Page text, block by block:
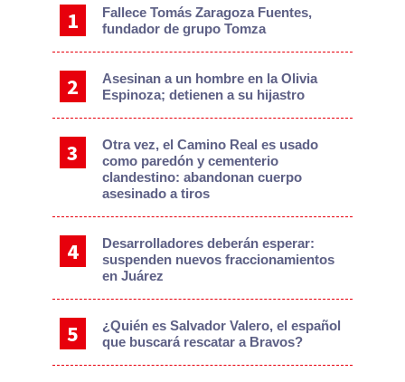
Fallece Tomás Zaragoza Fuentes,
fundador de grupo Tomza
Asesinan a un hombre en la Olivia
Espinoza; detienen a su hijastro
Otra vez, el Camino Real es usado
como paredón y cementerio
clandestino: abandonan cuerpo
asesinado a tiros
Desarrolladores deberán esperar:
suspenden nuevos fraccionamientos
en Juárez
¿Quién es Salvador Valero, el español
que buscará rescatar a Bravos?